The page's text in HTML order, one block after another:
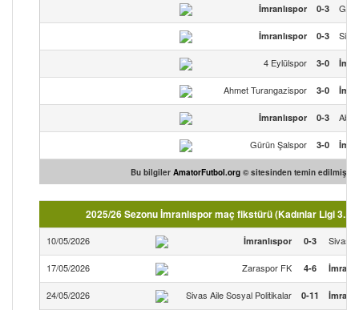
İmranlıspor 0-3
İmranlıspor 0-3
4 Eylülspor 3-0
Ahmet Turangazispor 3-0
İmranlıspor 0-3
Gürün Şalspor 3-0
Bu bilgiler AmatorFutbol.org© sitesinden temin edilmiştir.
2025/26 Sezonu İmranlıspor maç fikstürü (Kadınlar Ligi
10/05/2026 İmranlıspor 0-3 Sivas
17/05/2026 Zaraspor FK 4-6
24/05/2026 Sivas Aile Sosyal Politikalar 0-11